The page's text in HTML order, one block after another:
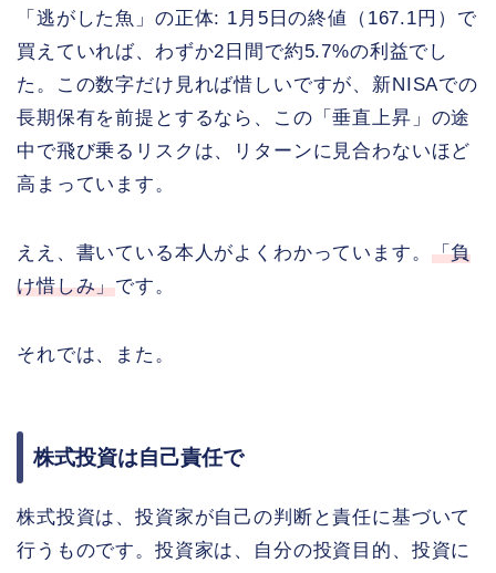
「逃がした魚」の正体: 1月5日の終値（167.1円）で
買えていれば、わずか2日間で約5.7%の利益でし
た。この数字だけ見れば惜しいですが、新NISAでの
長期保有を前提とするなら、この「垂直上昇」の途
中で飛び乗るリスクは、リターンに見合わないほど
高まっています。
ええ、書いている本人がよくわかっています。 「負
け惜しみ」です。
それでは、また。
株式投資は自己責任で
株式投資は、投資家が自己の判断と責任に基づいて
行うものです。投資家は、自分の投資目的、投資に